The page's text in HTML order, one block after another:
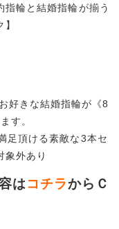
輪と結婚指輪が揃う
好きな結婚指輪が《8
す。
足頂ける素敵な3本セ
象外あり
はコチラからＣ